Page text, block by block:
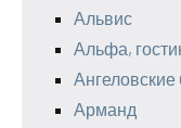
Альвис
Альфа,
Ангеловские
Арманд